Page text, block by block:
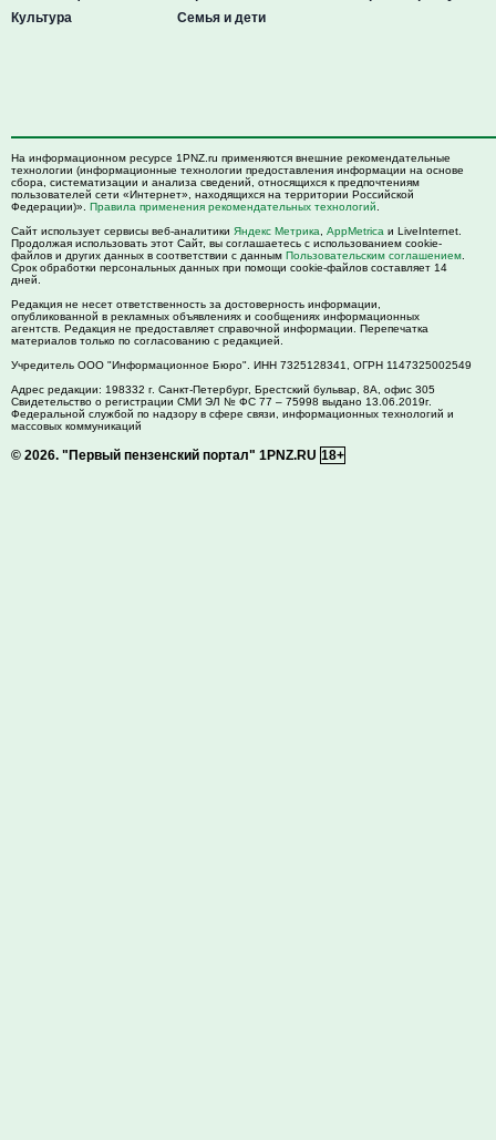
Культура
Семья и дети
На информационном ресурсе 1PNZ.ru применяются внешние рекомендательные
технологии (информационные технологии предоставления информации на основе
сбора, систематизации и анализа сведений, относящихся к предпочтениям
пользователей сети «Интернет», находящихся на территории Российской
Федерации)». Правила применения рекомендательных технологий
Сайт использует сервисы веб-аналитики Яндекс Метрика AppMetrica и LiveInternet.
Продолжая использовать этот Сайт, вы соглашаетесь с использованием cookie-
файлов и других данных в соответствии с данным Пользовательским соглашением
Срок обработки персональных данных при помощи cookie-файлов составляет 14
дней.
Редакция не несет ответственность за достоверность информации,
опубликованной в рекламных объявлениях и сообщениях информационных
агентств. Редакция не предоставляет справочной информации. Перепечатка
материалов только по согласованию с редакцией.
Учредитель ООО "Информационное Бюро". ИНН 7325128341, ОГРН 1147325002549
Адрес редакции: 198332 г. Санкт-Петербург, Брестский бульвар, 8А, офис 305
Свидетельство о регистрации СМИ ЭЛ № ФС 77 – 75998 выдано 13.06.2019г.
Федеральной службой по надзору в сфере связи, информационных технологий и
массовых коммуникаций
© 2026. "Первый пензенский портал" 1PNZ.RU 18+